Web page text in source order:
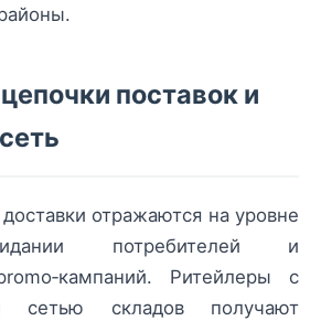
поставок и
отражаются на уровне
потребителей и
Ритейлеры с
сетью складов получают